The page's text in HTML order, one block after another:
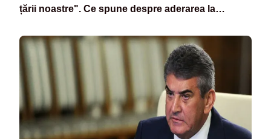
țării noastre". Ce spune despre aderarea la